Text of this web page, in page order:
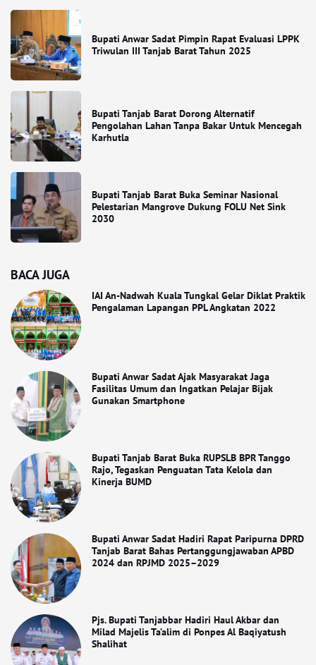
Bupati Anwar Sadat Pimpin Rapat Evaluasi LPPK
Triwulan III Tanjab Barat Tahun 2025
Bupati Tanjab Barat Dorong Alternatif
Pengolahan Lahan Tanpa Bakar Untuk Mencegah
Karhutla
Bupati Tanjab Barat Buka Seminar Nasional
Pelestarian Mangrove Dukung FOLU Net Sink
2030
BACA JUGA
IAI An-Nadwah Kuala Tungkal Gelar Diklat Praktik
Pengalaman Lapangan PPL Angkatan 2022
Bupati Anwar Sadat Ajak Masyarakat Jaga
Fasilitas Umum dan Ingatkan Pelajar Bijak
Gunakan Smartphone
Bupati Tanjab Barat Buka RUPSLB BPR Tanggo
Rajo, Tegaskan Penguatan Tata Kelola dan
Kinerja BUMD
Bupati Anwar Sadat Hadiri Rapat Paripurna DPRD
Tanjab Barat Bahas Pertanggungjawaban APBD
2024 dan RPJMD 2025–2029
Pjs. Bupati Tanjabbar Hadiri Haul Akbar dan
Milad Majelis Ta’alim di Ponpes Al Baqiyatush
Shalihat